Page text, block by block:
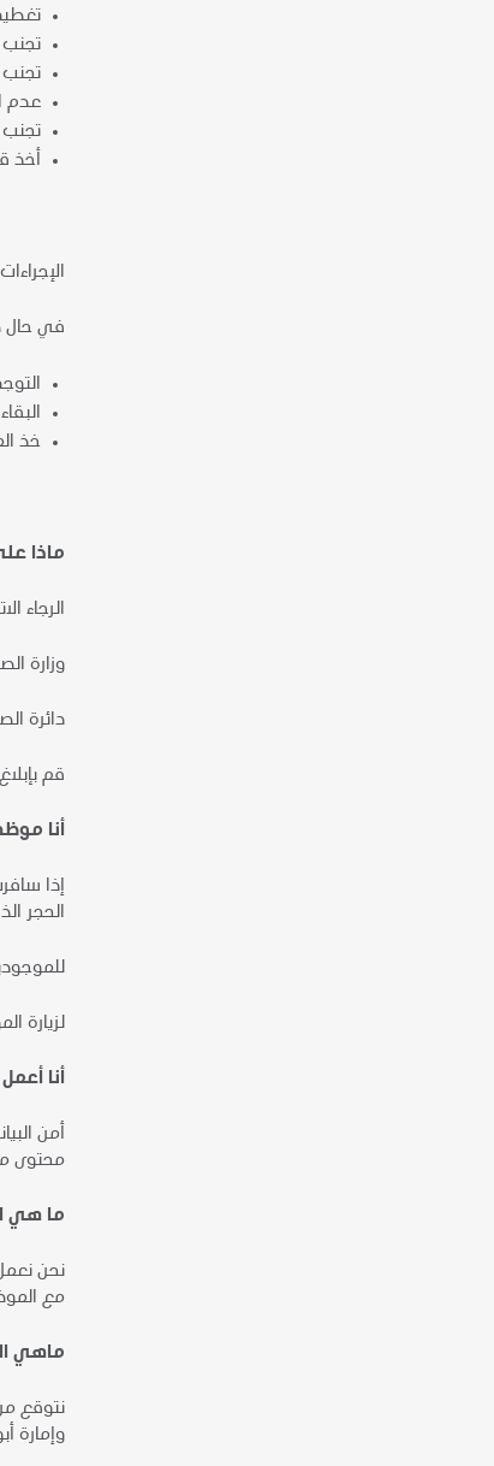
تجنب
تجنب
عدم
تجنب
أخذ
في حال
خذ
ماذا
الرجاء
‏وزارة
دائرة
قم
أنا
الحجر الذاتي
لزيارة
أنا
أمن
محتوى
ما هي
نحن
مع
ماهي
نتوقع
وإمارة